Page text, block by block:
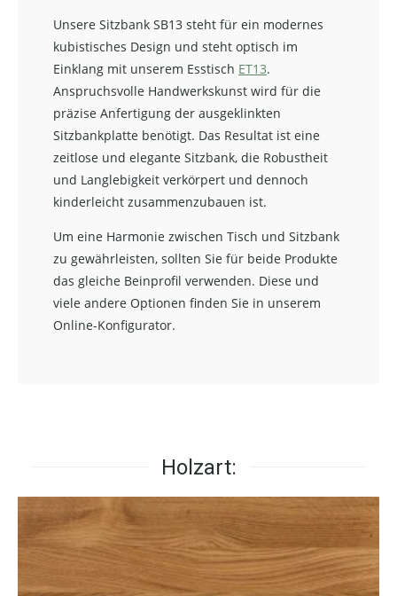
Unsere Sitzbank SB13 steht für ein modernes
kubistisches Design und steht optisch im
Einklang mit unserem Esstisch ET13.
Anspruchsvolle Handwerkskunst wird für die
präzise Anfertigung der ausgeklinkten
Sitzbankplatte benötigt. Das Resultat ist eine
zeitlose und elegante Sitzbank, die Robustheit
und Langlebigkeit verkörpert und dennoch
kinderleicht zusammenzubauen ist.
Um eine Harmonie zwischen Tisch und Sitzbank
zu gewährleisten, sollten Sie für beide Produkte
das gleiche Beinprofil verwenden. Diese und
viele andere Optionen finden Sie in unserem
Online-Konfigurator.
Holzart: